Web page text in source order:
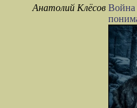
Анатолий Клёсов Война